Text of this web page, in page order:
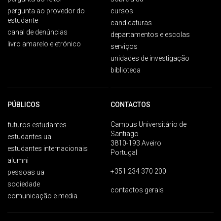
pergunta ao provedor do
estudante
canal de denúncias
livro amarelo eletrónico
cursos
candidaturas
departamentos e escolas
serviços
unidades de investigação
biblioteca
PÚBLICOS
futuros estudantes
estudantes ua
estudantes internacionais
alumni
pessoas ua
sociedade
comunicação e media
CONTACTOS
Campus Universitário de
Santiago
3810-193 Aveiro
Portugal
+351 234 370 200
contactos gerais